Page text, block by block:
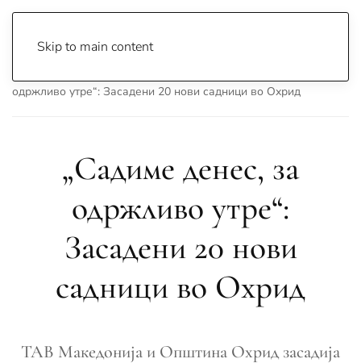
Skip to main content
одржливо утре“: Засадени 20 нови садници во Охрид
„Садиме денес, за
одржливо утре“:
Засадени 20 нови
садници во Охрид
ТАВ Македонија и Општина Охрид засадија